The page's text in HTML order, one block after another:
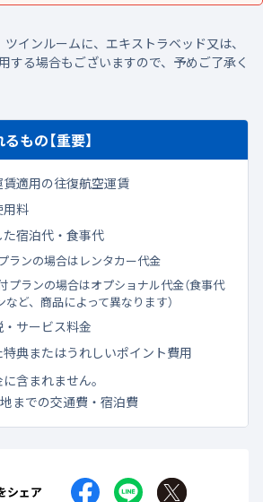
インルームに、エキストラベッド又は、
する場合もございますので、予めご了承く
もの【重要】
適用の往復航空運賃
用料
宿泊代・食事代
ランの場合はレンタカー代金
プランの場合はオプショナル代金（食事代
ど、商品によって異なります）
サービス料金
特典またはうれしいポイント費用
含まれません。
までの交通費・宿泊費
シェア